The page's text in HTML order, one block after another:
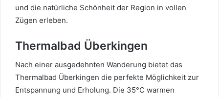
und die natürliche Schönheit der Region in vollen
Zügen erleben.
Thermalbad Überkingen
Nach einer ausgedehnten Wanderung bietet das
Thermalbad Überkingen die perfekte Möglichkeit zur
Entspannung und Erholung. Die 35°C warmen